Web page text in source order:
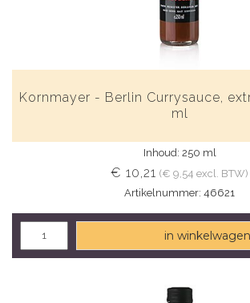
Kornmayer - Berlin Currysauce,
ml
Inhoud: 250 ml
€ 10,21 (€ 9,54 excl. BTW)
Artikelnummer: 46621
in winkelwagen